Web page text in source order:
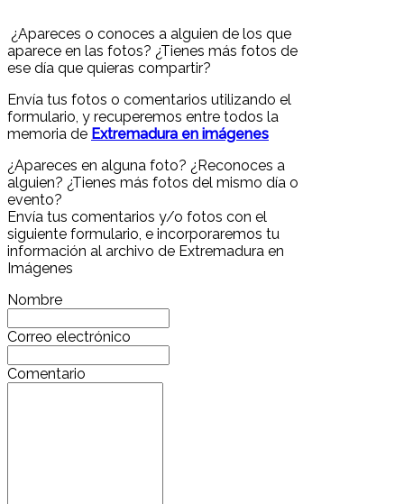
¿Apareces o conoces a alguien de los que
aparece en las fotos? ¿Tienes más fotos de
ese día que quieras compartir?
Envía tus fotos o comentarios utilizando el
formulario, y recuperemos entre todos la
memoria de Extremadura en imágenes
¿Apareces en alguna foto? ¿Reconoces a
alguien? ¿Tienes más fotos del mismo día o
evento?
Envía tus comentarios y/o fotos con el
siguiente formulario, e incorporaremos tu
información al archivo de Extremadura en
Imágenes
Nombre
Correo electrónico
Comentario